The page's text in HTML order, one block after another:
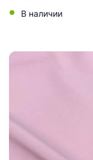
В наличии